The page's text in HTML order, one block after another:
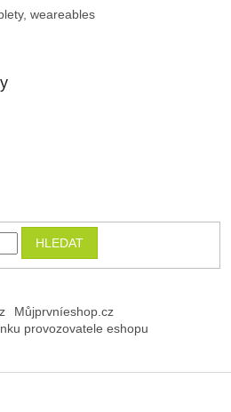
weareables
HLEDAT
Můjprvníeshop.cz
provozovatele eshopu